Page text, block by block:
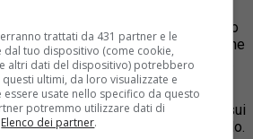
di Torino. Primo fra tutti il
che ringrazio di aver arricchito
scientifica nella quale espone
di conservazione di tali siti rari.
mio blog Lettura e naturaè
informazioni sia sul romanzo che sui
ogni giovedì esce un articolo.
trattati da 431 partner e le
tuo dispositivo (come cookie,
altri dati del dispositivo) potrebbero
ultimi, da loro visualizzate e
usate nello specifico da questo
potremmo utilizzare dati di
Elenco dei partner.